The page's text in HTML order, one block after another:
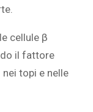
cellule β
il fattore
topi e nelle